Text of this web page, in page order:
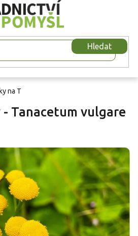
Hledat
na T
Tanacetum vulgare